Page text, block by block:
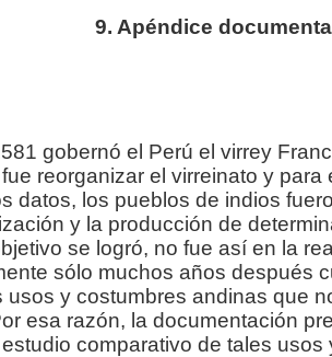
9. Apéndice
gobernó el Perú el virrey
reorganizar el virreinato y
datos, los pueblos de indios
y la producción de
se logró, no fue así en la
sólo muchos años después
usos y costumbres andinas que
esa razón, la documentación
comparativo de tales usos